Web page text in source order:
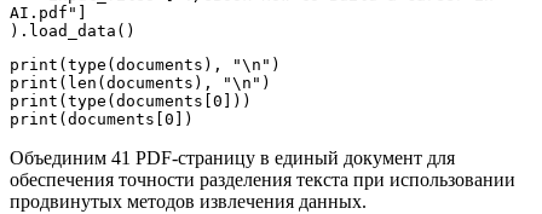
AI.pdf"]
).load_data()
print(type(documents), "\n")
print(len(documents), "\n")
print(type(documents[0]))
print(documents[0])
Объединим 41 PDF-страницу в единый документ для
обеспечения точности разделения текста при использовании
продвинутых методов извлечения данных.